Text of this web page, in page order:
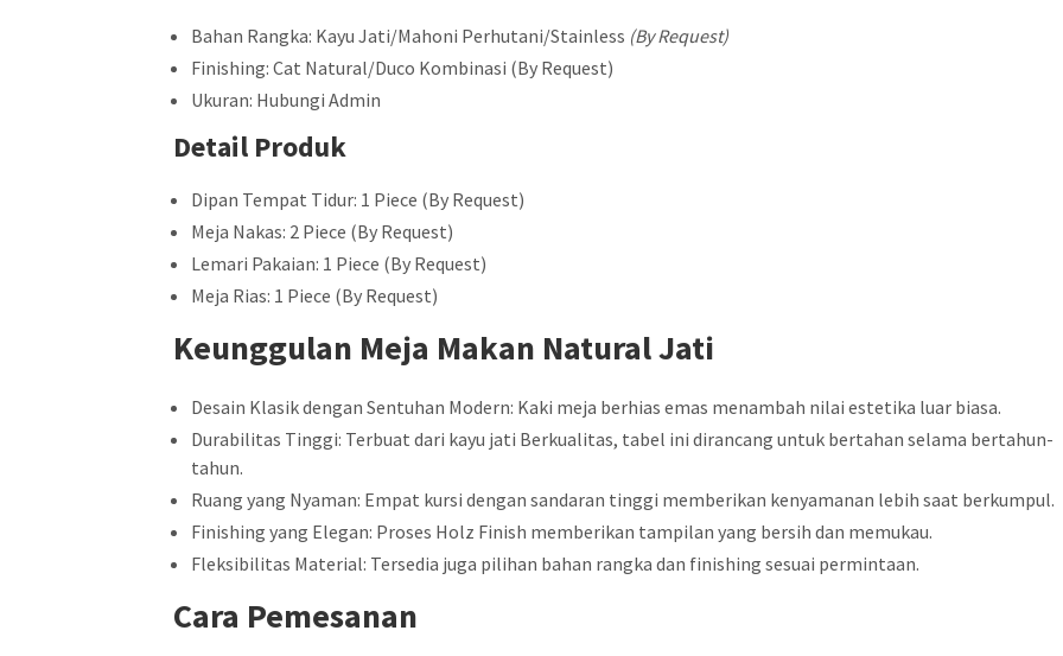
Bahan Rangka: Kayu Jati/Mahoni Perhutani/Stainless (By Request)
Finishing: Cat Natural/Duco Kombinasi (By Request)
Ukuran: Hubungi Admin
Detail Produk
Dipan Tempat Tidur: 1 Piece (By Request)
Meja Nakas: 2 Piece (By Request)
Lemari Pakaian: 1 Piece (By Request)
Meja Rias: 1 Piece (By Request)
Keunggulan Meja Makan Natural Jati
Desain Klasik dengan Sentuhan Modern: Kaki meja berhias emas menambah nilai estetika luar biasa.
Durabilitas Tinggi: Terbuat dari kayu jati Berkualitas, tabel ini dirancang untuk bertahan selama bertahun-
tahun.
Ruang yang Nyaman: Empat kursi dengan sandaran tinggi memberikan kenyamanan lebih saat berkumpul.
Finishing yang Elegan: Proses Holz Finish memberikan tampilan yang bersih dan memukau.
Fleksibilitas Material: Tersedia juga pilihan bahan rangka dan finishing sesuai permintaan.
Cara Pemesanan